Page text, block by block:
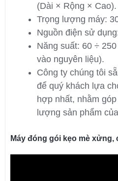
(Dài × Rộng × Cao).
Trọng lượng máy:
Nguồn điện sử
Năng suất: 60 ÷
vào nguyên liệu).
Công ty chúng tôi
để quý khách lựa
hợp nhất, nhằm
lượng sản phẩm
Máy đóng gói kẹo mè xửng,